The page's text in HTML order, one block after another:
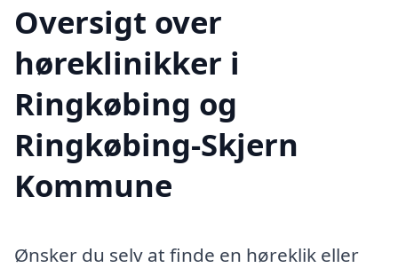
Oversigt over
høreklinikker i
Ringkøbing og
Ringkøbing-Skjern
Kommune
Ønsker du selv at finde en høreklik eller